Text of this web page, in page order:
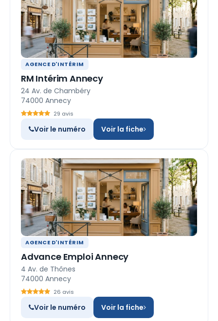
AGENCE D'INTÉRIM
RM Intérim Annecy
24 Av. de Chambéry
74000 Annecy
29 avis
Voir le numéro Voir la fiche
AGENCE D'INTÉRIM
Advance Emploi Annecy
4 Av. de Thônes
74000 Annecy
26 avis
Voir le numéro Voir la fiche